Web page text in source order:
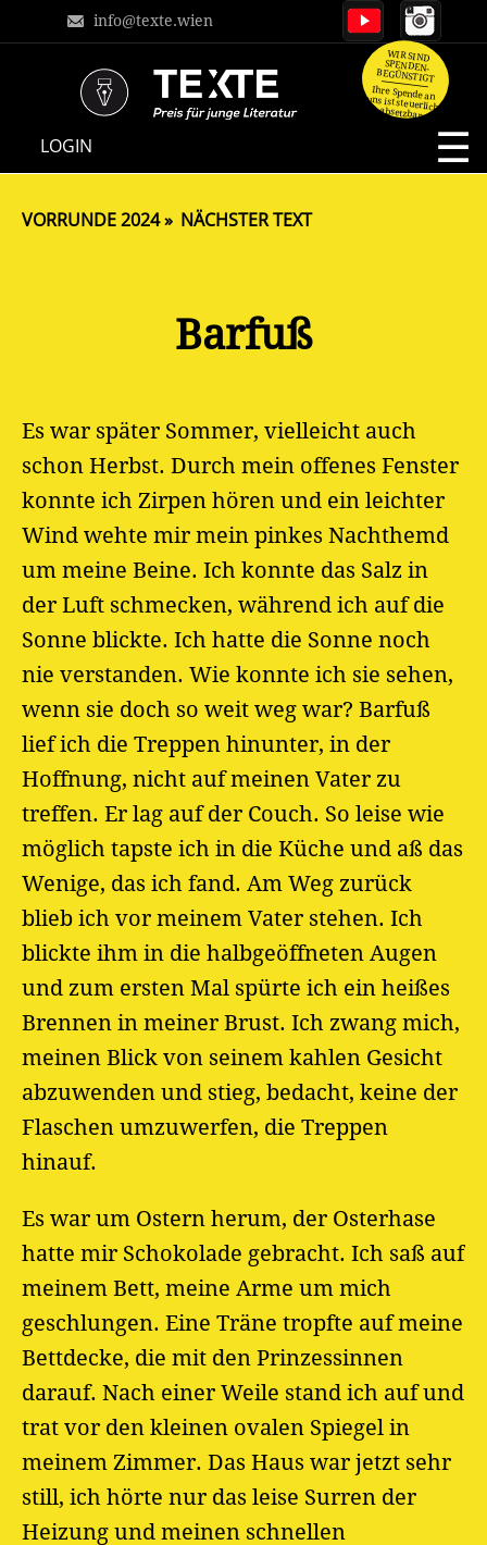
info@texte.wien
LOGIN
WIR SIND
SPENDEN-
BEGÜNSTIGT
Ihre Spende an
uns ist steuerlich
absetzbar.
Barfuß
Es war später Sommer, vielleicht auch
schon Herbst. Durch mein offenes Fenster
konnte ich Zirpen hören und ein leichter
Wind wehte mir mein pinkes Nachthemd
um meine Beine. Ich konnte das Salz in
der Luft schmecken, während ich auf die
Sonne blickte. Ich hatte die Sonne noch
nie verstanden. Wie konnte ich sie sehen,
wenn sie doch so weit weg war? Barfuß
lief ich die Treppen hinunter, in der
Hoffnung, nicht auf meinen Vater zu
treffen. Er lag auf der Couch. So leise wie
möglich tapste ich in die Küche und aß das
Wenige, das ich fand. Am Weg zurück
blieb ich vor meinem Vater stehen. Ich
blickte ihm in die halbgeöffneten Augen
und zum ersten Mal spürte ich ein heißes
Brennen in meiner Brust. Ich zwang mich,
meinen Blick von seinem kahlen Gesicht
abzuwenden und stieg, bedacht, keine der
Flaschen umzuwerfen, die Treppen
hinauf.
Es war um Ostern herum, der Osterhase
hatte mir Schokolade gebracht. Ich saß auf
meinem Bett, meine Arme um mich
geschlungen. Eine Träne tropfte auf meine
Bettdecke, die mit den Prinzessinnen
darauf. Nach einer Weile stand ich auf und
trat vor den kleinen ovalen Spiegel in
meinem Zimmer. Das Haus war jetzt sehr
still, ich hörte nur das leise Surren der
Heizung und meinen schnellen
VORRUNDE 2024 NÄCHSTER TEXT